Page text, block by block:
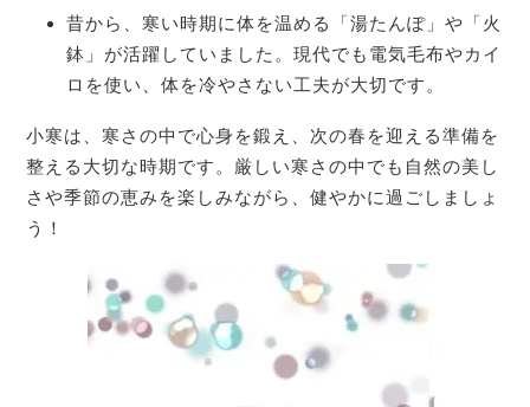
昔から、寒い時期に体を温める「湯たんぽ」や「火
鉢」が活躍していました。現代でも電気毛布やカイ
ロを使い、体を冷やさない工夫が大切です。
小寒は、寒さの中で心身を鍛え、次の春を迎える準備を
整える大切な時期です。厳しい寒さの中でも自然の美し
さや季節の恵みを楽しみながら、健やかに過ごしましょ
う！